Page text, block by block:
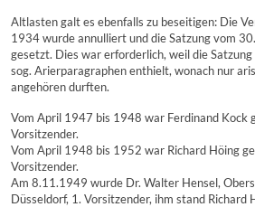
Altlasten galt es ebenfalls zu beseitigen: Die
1934 wurde annulliert und die Satzung vom
gesetzt. Dies war erforderlich, weil die Satzung
sog. Arierparagraphen enthielt, wonach nur
angehören durften.
Vom April 1947 bis 1948 war Ferdinand Kock
Vorsitzender.
Vom April 1948 bis 1952 war Richard Höing
Vorsitzender.
Am 8.11.1949 wurde Dr. Walter Hensel,
Düsseldorf, 1. Vorsitzender, ihm stand Richard